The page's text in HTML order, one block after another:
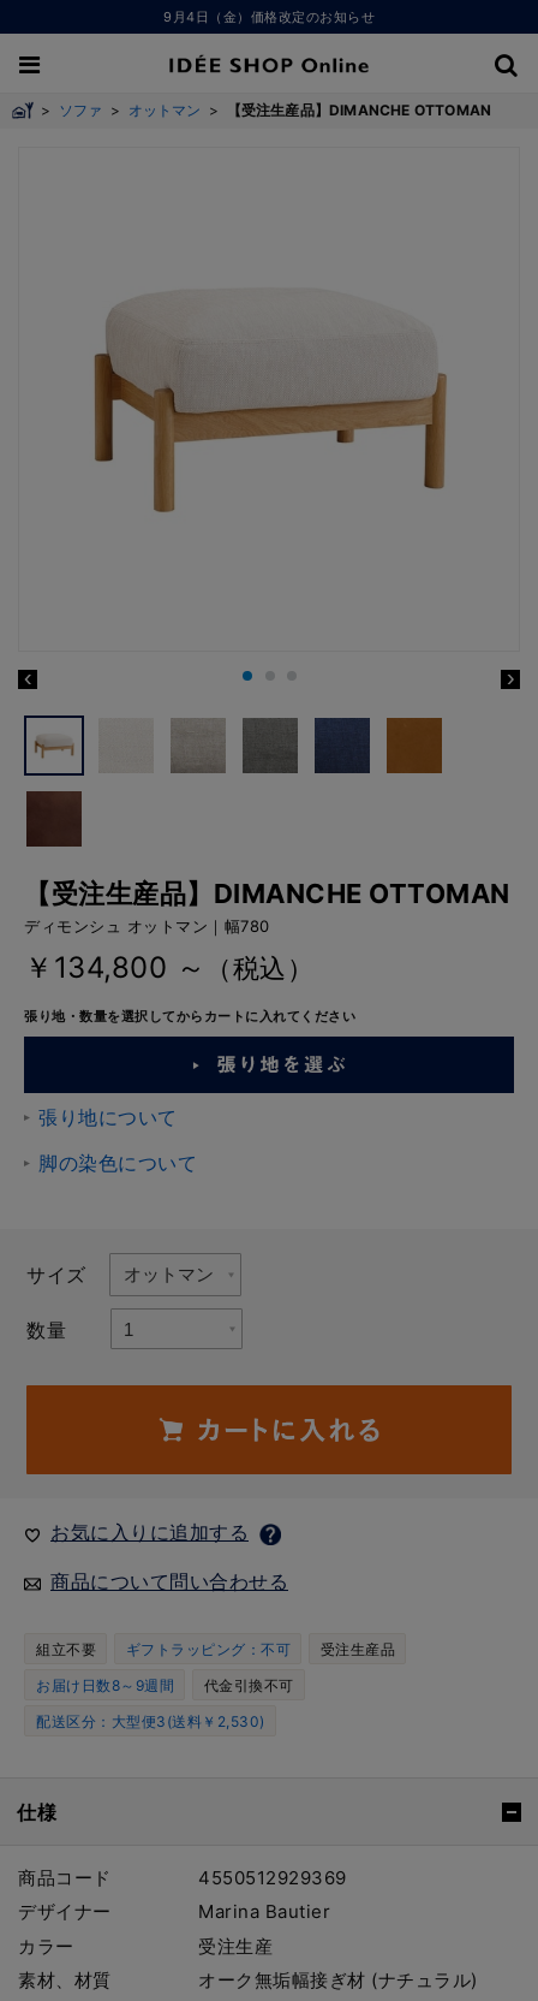
9月4日（金）価格改定のお知らせ
> ソファ > オットマン > 【受注生産品】DIMANCHE OTTOMAN
【受注生産品】DIMANCHE OTTOMAN
ディモンシュ オットマン｜幅780
￥134,800 ～ （税込）
張り地・数量を選択してからカートに入れてください
張り地について
脚の染色について
サイズ
数量
お気に入りに追加する
商品について問い合わせる
組立不要 ギフトラッピング：不可
受注生産品
お届け日数8～9週間
代金引換不可
配送区分：大型便3(送料￥2,530)
仕様
商品コード
4550512929369
デザイナー
Marina Bautier
カラー
受注生産
素材、材質
オーク無垢幅接ぎ材 (ナチュラル)